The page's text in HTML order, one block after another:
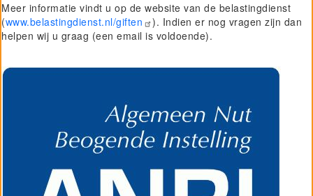
Meer informatie vindt u op de website van de belastingdienst
(www.belastingdienst.nl/giften
). Indien er nog vragen zijn dan
helpen wij u graag (een email is voldoende).